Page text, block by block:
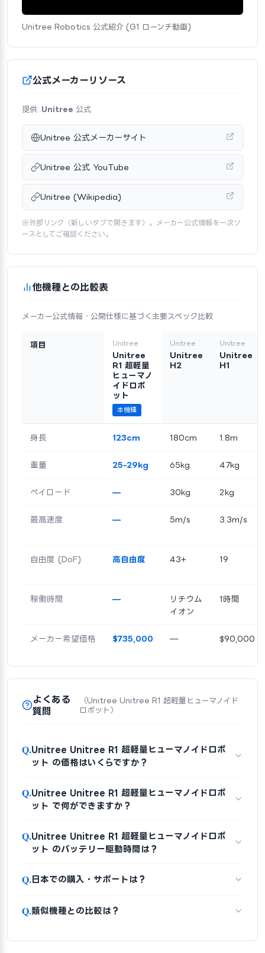
Unitree Robotics 公式紹介 (G1 ローンチ動画)
公式メーカーリソース
提供: Unitree 公式
Unitree 公式メーカーサイト
Unitree 公式 YouTube
Unitree (Wikipedia)
※外部リンク（新しいタブで開きます）。メーカー公式情報を一次ソ
ースとしてご確認ください。
他機種との比較表
メーカー公式情報・公開仕様に基づく主要スペック比較
項目 Unitree
Unitree
R1 超軽量
ヒューマノ
イドロボ
ット
本機種
Unitree
Unitree
H2
Unitree
Unitree
H1
身長 123cm 180cm 1.8m
重量 25-29kg 65kg 47kg
ペイロード — 30kg 2kg
最高速度 — 5m/s 3.3m/s
自由度 (DoF) 高自由度 43+ 19
稼働時間 —
リチウム
イオン
1時間
メーカー希望価格 $735,000 — $90,000
よくある
質問
（Unitree Unitree R1 超軽量ヒューマノイド
ロボット）
Q.Unitree Unitree R1 超軽量ヒューマノイドロボ
ット の価格はいくらですか？
Q.Unitree Unitree R1 超軽量ヒューマノイドロボ
ット で何ができますか？
Q.Unitree Unitree R1 超軽量ヒューマノイドロボ
ット のバッテリー駆動時間は？
Q.日本での購入・サポートは？
Q.類似機種との比較は？